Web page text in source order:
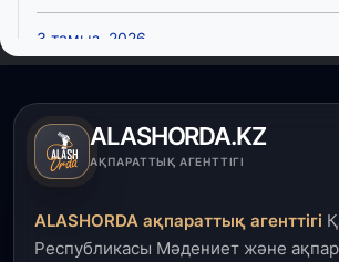
3 тамыз, 2026
Өңірлерде жаңа вокзалдар, су
пайдалануға берілді
3 тамыз, 2026
Қызылордада 300 орындық
салынып жатыр
ALASHORDA.KZ
АҚПАРАТТЫҚ АГЕНТТІГІ
ALASHORDA ақпараттық агенттігі
Республикасы Мәдениет және